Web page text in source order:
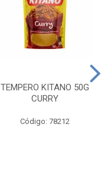
TEMPERO KITANO 50G
CURRY
Código: 78212